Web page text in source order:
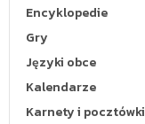
Encyklopedie
Gry
Języki obce
Kalendarze
Karnety i pocztówki